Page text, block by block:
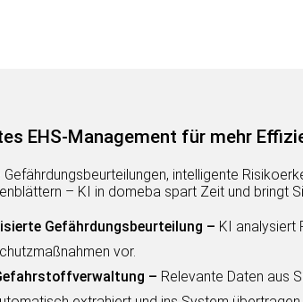
EHS-Management für mehr
intelligente
– KI in domeba spart Zeit und bringt
Gefährdungsbeurteilung – KI analysiert
vor.
– Relevante Daten aus